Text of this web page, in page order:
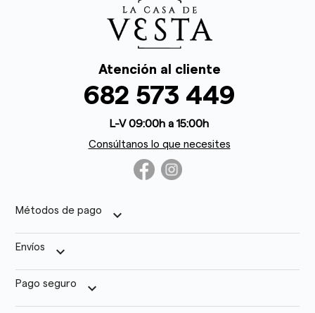
Atención al cliente
682 573 449
L-V 09:00h a 15:00h
Consúltanos lo que necesites
Métodos de pago keyboard_arrow_down
Envíos keyboard_arrow_down
Pago seguro keyboard_arrow_down